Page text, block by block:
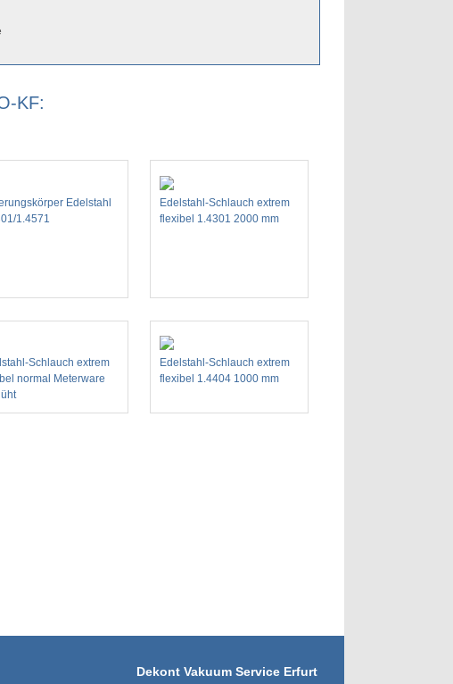
KF:
Edelstahl
1.4571
Edelstahl-Schlauch extrem
flexibel 1.4301 2000 mm
Schlauch extrem
normal Meterware
Edelstahl-Schlauch extrem
flexibel 1.4404 1000 mm
Dekont Vakuum Service Erfurt